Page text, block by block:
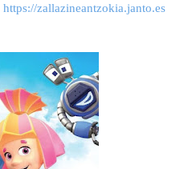
https://zallazineantzokia.janto.es